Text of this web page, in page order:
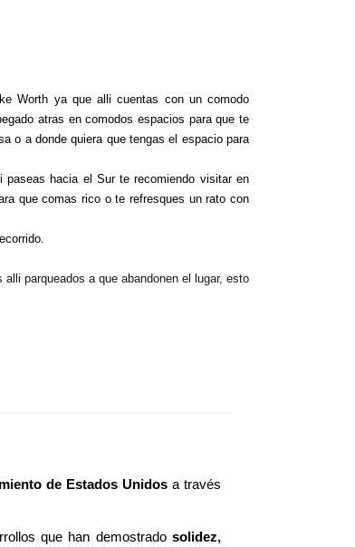
Worth ya que alli cuentas con un comodo
atras en comodos espacios para que te
o a donde quiera que tengas el espacio para
hacia el Sur te recomiendo visitar en
que comas rico o te refresques un rato con
parqueados a que abandonen el lugar, esto
de Estados Unidos a través
que han demostrado solidez,